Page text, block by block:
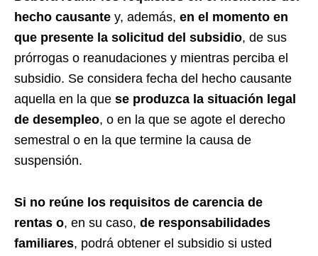
hecho causante y, además, en el momento en
que presente la solicitud del subsidio, de sus
prórrogas o reanudaciones y mientras perciba el
subsidio. Se considera fecha del hecho causante
aquella en la que se produzca la situación legal
de desempleo, o en la que se agote el derecho
semestral o en la que termine la causa de
suspensión.
Si no reúne los requisitos de carencia de
rentas o, en su caso, de responsabilidades
familiares, podrá obtener el subsidio si usted